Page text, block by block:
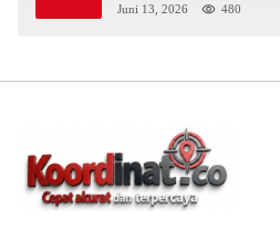
Juni 13, 2026 480